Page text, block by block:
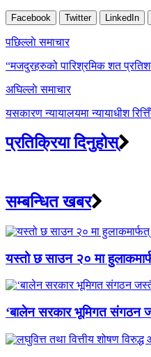
Facebook Twitter LinkedIn
Post
navigation
पछिल्लाे समाचार
“मजदुरहरुको पारिश्रमिक शत
अघिल्लाे समाचार
यसकारण न्यायालयमा न्यायाधीश
प्रतिक्रिया दिनुहोस्
सम्बन्धित खबर
यस्तो छ साउन २० मा
‘बालेन सरकार भूमिगत संगठन